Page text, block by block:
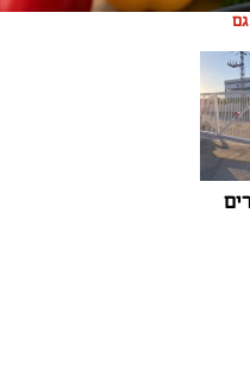
גם